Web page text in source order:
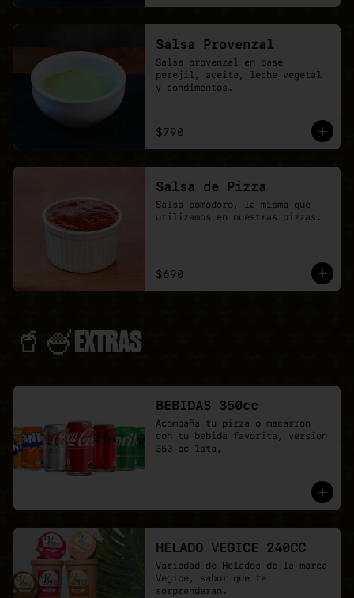
Salsa Provenzal
Salsa provenzal en base
perejil, aceite, leche vegetal
y condimentos.
$790
Salsa de Pizza
Salsa pomodoro, la misma que
utilizamos en nuestras pizzas.
$690
🥤🍧EXTRAS
BEBIDAS 350cc
Acompaña tu pizza o macarron
con tu bebida favorita, version
350 cc lata,
HELADO VEGICE 240CC
Variedad de Helados de la marca
Vegice, sabor que te
sorprenderan.